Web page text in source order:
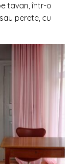
tavan, într-o
perete, cu